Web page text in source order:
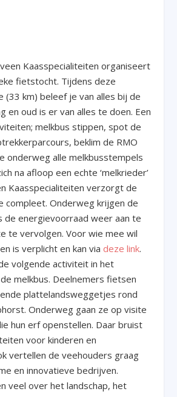
Kaasspecialiteiten organiseert
fietstocht. Tijdens deze
(33 km) beleef je van alles bij de
en oud is er van alles te doen. Een
melkbus stippen, spot de
beklim de RMO
onderweg alle melkbusstempels
na afloop een echte ‘melkrieder’
Kaasspecialiteiten verzorgt de
compleet. Onderweg krijgen de
de energievoorraad weer aan te
te vervolgen. Voor wie mee wil
is verplicht en kan viadeze link.
volgende activiteit in het
melkbus. Deelnemers fietsen
plattelandsweggetjes rond
Onderweg gaan ze op visite
hun erf openstellen. Daar bruist
voor kinderen en
vertellen de veehouders graag
en innovatieve bedrijven.
veel over het landschap, het